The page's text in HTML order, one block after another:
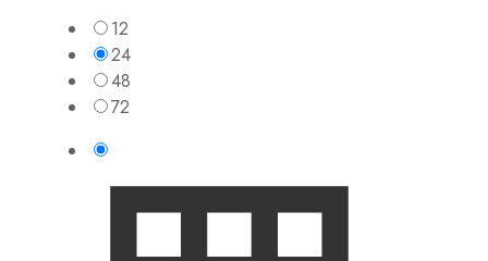
12
24
48
72